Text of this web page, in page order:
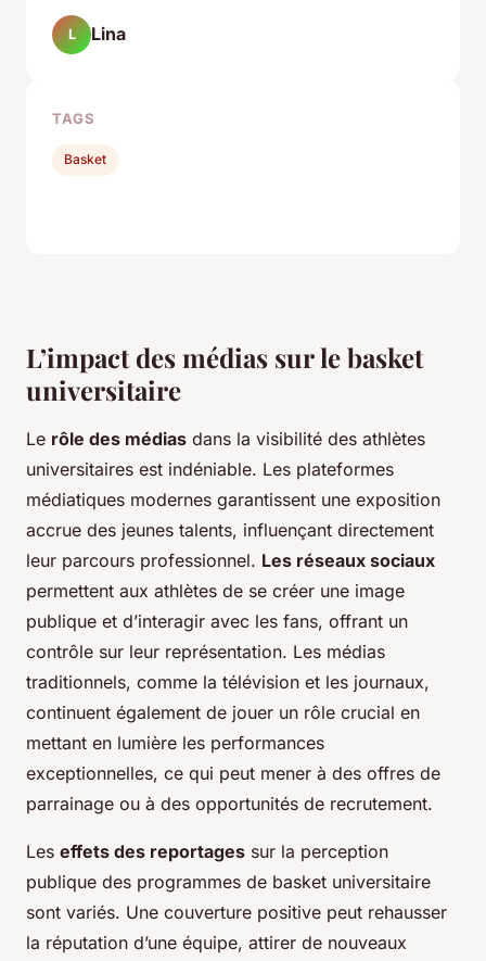
L’impact des médias sur le basket
universitaire
Le rôle des médias dans la visibilité des athlètes
universitaires est indéniable. Les plateformes
médiatiques modernes garantissent une exposition
accrue des jeunes talents, influençant directement
leur parcours professionnel. Les réseaux sociaux
permettent aux athlètes de se créer une image
publique et d’interagir avec les fans, offrant un
contrôle sur leur représentation. Les médias
traditionnels, comme la télévision et les journaux,
continuent également de jouer un rôle crucial en
mettant en lumière les performances
exceptionnelles, ce qui peut mener à des offres de
parrainage ou à des opportunités de recrutement.
Les effets des reportages sur la perception
publique des programmes de basket universitaire
sont variés. Une couverture positive peut rehausser
la réputation d’une équipe, attirer de nouveaux
L Lina
TAGS
Basket